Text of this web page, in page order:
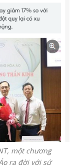
một chương
ra đời với sứ